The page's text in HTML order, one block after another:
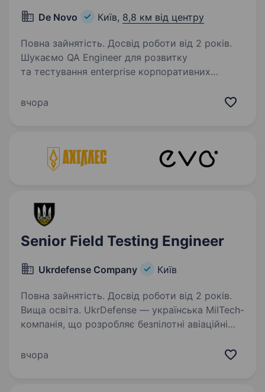
De Novo Київ, 8,8 км від центру
Повна зайнятість. Досвід роботи від 2 років.
Шукаємо QA Engineer для розвитку
та тестування enterprise корпоративних
Функціональне, інтеграційне, регресійне, end-
вчора
Senior Field Testing Engineer
Ukrdefense Company Київ
Повна зайнятість. Досвід роботи від 2 років.
Вища освіта. UkrDefense — українська MilTech-
компанія, що розробляє безпілотні авіаційні
Senior UAV Field Testing Engineer, який
вчора